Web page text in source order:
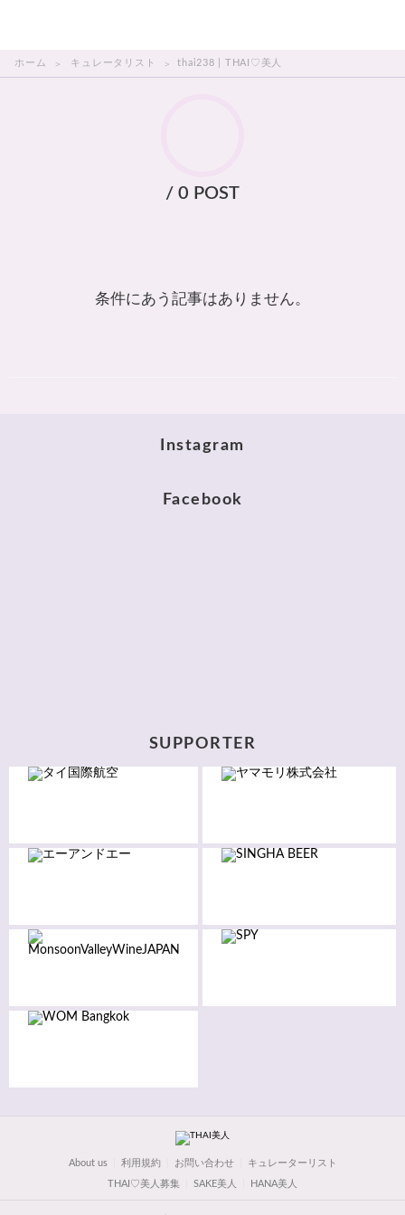
ホーム キュレータリスト thai238 | THAI♡美人
/ 0 POST
条件にあう記事はありません。
Instagram
Facebook
SUPPORTER
About us 利用規約 お問い合わせ キュレーターリスト
THAI♡美人募集 SAKE美人 HANA美人